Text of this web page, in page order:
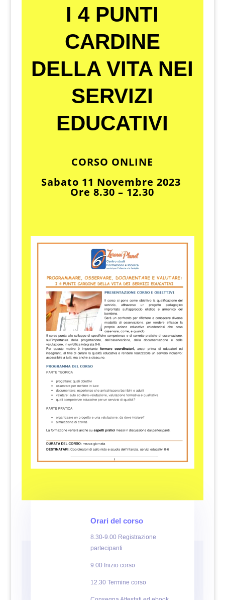
I 4 PUNTI
CARDINE
DELLA VITA NEI
SERVIZI
EDUCATIVI
CORSO ONLINE
Sabato 11 Novembre 2023
Ore 8.30 – 12.30
Orari del corso
8.30-9.00 Registrazione
partecipanti
9.00 Inizio corso
12.30 Termine corso